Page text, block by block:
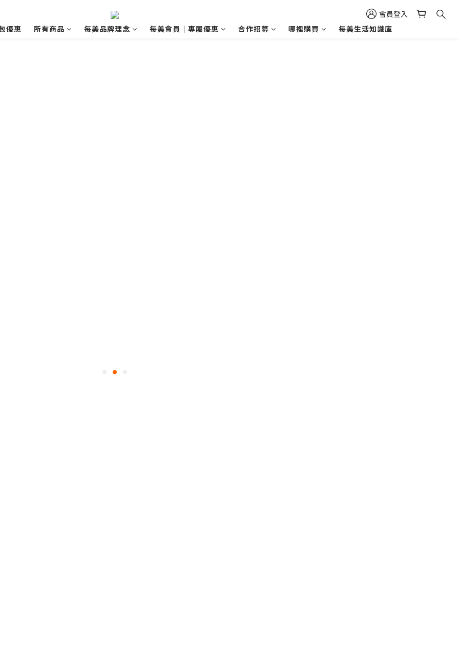
會員登入
優惠 所有商品 每美品牌理念 每美會員｜專屬優惠 合作招募 哪裡購買 每美生活知識庫